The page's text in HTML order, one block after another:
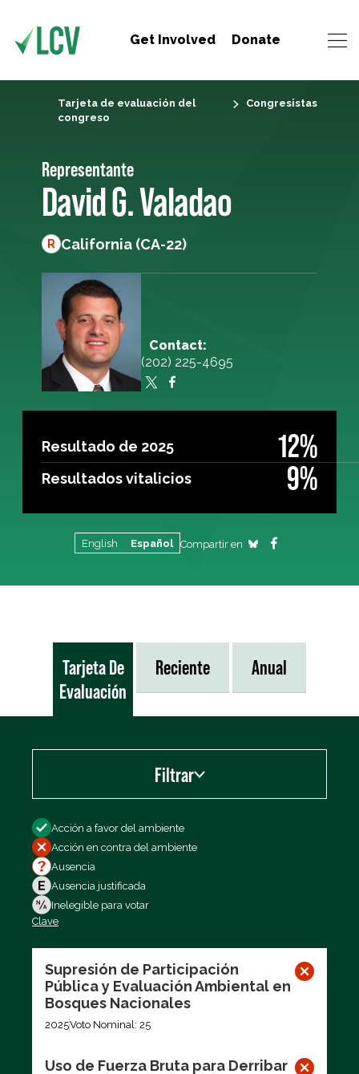
Get Involved Donate
Tarjeta de evaluación del
congreso
Congresistas
Representante
David G. Valadao
R California (CA-22)
Contact:
(202) 225-4695
Resultado de 2025 12%
Resultados vitalicios 9%
English Español Compartir en
Tarjeta De
Evaluación
Reciente Anual
Filtrar
Filtrar por
Acción a favor del ambiente
Acción en contra del ambiente
Ausencia
Ausencia justificada
Inelegible para votar
Clave
Supresión de Participación
Pública y Evaluación Ambiental en
Bosques Nacionales
2025Voto Nominal: 25
Uso de Fuerza Bruta para Derribar